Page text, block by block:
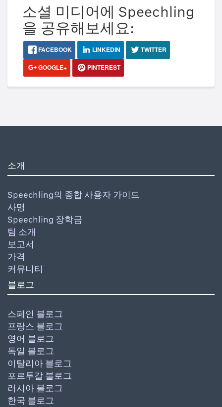
소셜 미디어에 Speechling
을 공유해보세요:
FACEBOOK LINKEDIN
TWITTER
GOOGLE+
PINTEREST
소개
Speechling의 종합 사용자 가이드
사명
Speechling 장학금
팀 소개
보고서
가격
커뮤니티
블로그
스페인 블로그
프랑스 블로그
영어 블로그
독일 블로그
이탈리아 블로그
포르투갈 블로그
러시아 블로그
한국 블로그